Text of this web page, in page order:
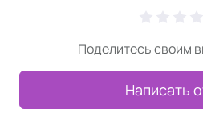
Поделитесь своим
Написать